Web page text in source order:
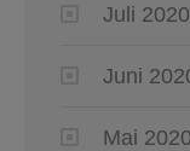
Juli 2020
Juni
Mai 2020